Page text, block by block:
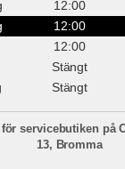
12:00
12:00
12:00
Stängt
Stängt
servicebutiken på
13, Bromma